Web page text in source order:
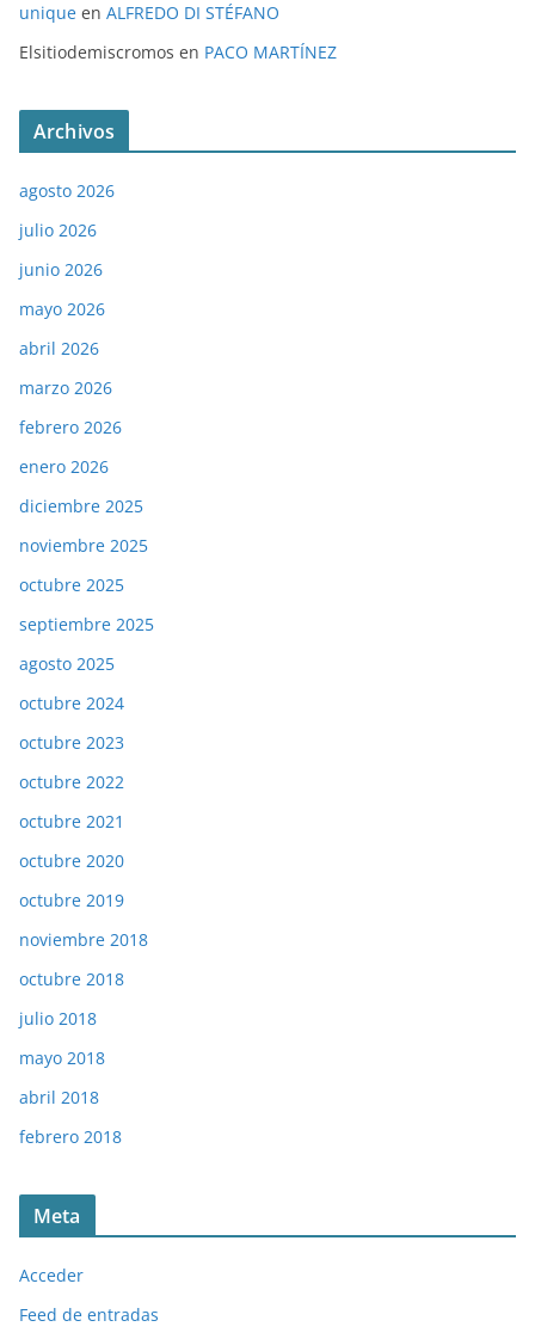
unique en ALFREDO DI STÉFANO
Elsitiodemiscromos en PACO MARTÍNEZ
Archivos
agosto 2026
julio 2026
junio 2026
mayo 2026
abril 2026
marzo 2026
febrero 2026
enero 2026
diciembre 2025
noviembre 2025
octubre 2025
septiembre 2025
agosto 2025
octubre 2024
octubre 2023
octubre 2022
octubre 2021
octubre 2020
octubre 2019
noviembre 2018
octubre 2018
julio 2018
mayo 2018
abril 2018
febrero 2018
Meta
Acceder
Feed de entradas